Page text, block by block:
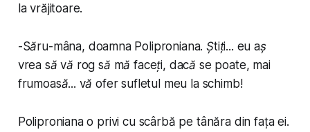
la vrăjitoare.
-Săru-mâna, doamna Poliproniana. Știți... eu aș
vrea să vă rog să mă faceți, dacă se poate, mai
frumoasă... vă ofer sufletul meu la schimb!
Poliproniana o privi cu scârbă pe tânăra din fața ei.